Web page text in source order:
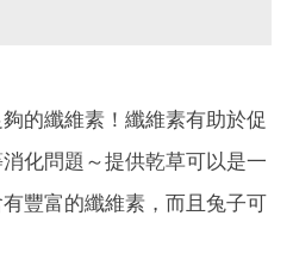
的纖維素！纖維素有助於促
化問題～提供乾草可以是一
豐富的纖維素，而且兔子可